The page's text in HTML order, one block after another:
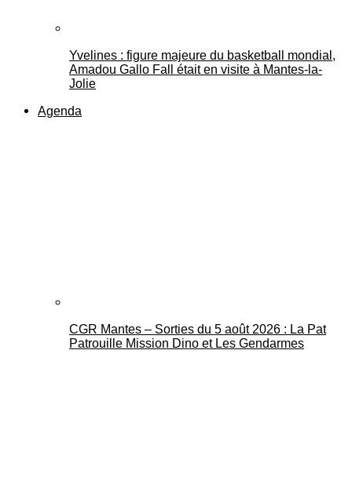
Yvelines : figure majeure du basketball mondial,
Amadou Gallo Fall était en visite à Mantes-la-
Jolie
Agenda
CGR Mantes – Sorties du 5 août 2026 : La Pat
Patrouille Mission Dino et Les Gendarmes